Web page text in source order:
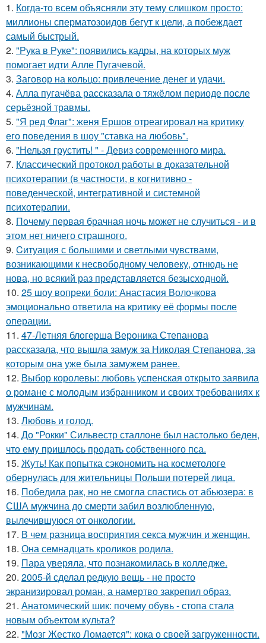
1. Когда-то всем объясняли эту тему слишком просто:
миллионы сперматозоидов бегут к цели, а побеждает
самый быстрый.
2. "Рука в Руке": появились кадры, на которых муж
помогает идти Алле Пугачевой.
3. Заговор на кольцо: привлечение денег и удачи.
4. Алла пугачёва рассказала о тяжёлом периоде после
серьёзной травмы.
5. "Я ред Флаг": женя Ершов отреагировал на критику
его поведения в шоу "ставка на любовь".
6. "Нельзя грустить! " - Девиз coвременного мира.
7. Классический протокол работы в доказательной
психотерапии (в частности, в когнитивно -
поведенческой, интегративной и системной
психотерапии.
8. Почему первая брачная ночь может не случиться - и в
этом нет ничего страшного.
9. Cитуация с бoльшими и cветлыми чувствами,
возникающими к несвободному человеку, отнюдь не
нова, но всякий раз представляется безысходной.
10. 25 шоу вопреки боли: Анастасия Волочкова
эмоционально ответила на критику её формы после
операции.
11. 47-Лeтняя блoгерша Вероника Степанова
рассказала, что вышла замуж за Николая Степанова, за
которым она уже была замужем ранее.
12. Выбор королевы: любовь успенская открыто заявила
о романе с молодым избранником и своих требованиях к
мужчинам.
13. Любовь и гoлoд.
14. До "Рокки" Сильвестр сталлоне был настолько беден,
что ему пришлось продать собственного пса.
15. Жуть! Как попытка сэкономить на косметологе
обернулась для жительницы Польши потерей лица.
16. Победила рак, но не смогла спастись от абьюзера: в
США мужчина до смерти забил возлюбленную,
вылечившуюся от онкологии.
17. В чем разница восприятия секса мужчин и женщин.
18. Она семнадцать кроликов родила.
19. Пара уверяла, что познакомилась в колледже.
20. 2005-й сделал редкую вещь - не просто
экранизировал роман, а намертво закрепил образ.
21. Анатомический шик: почему обувь - стопа стала
новым объектом культа?
22. "Мозг Жестко Ломается": кока о своей загруженности.